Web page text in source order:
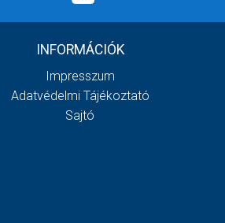
INFORMÁCIÓK
Impresszum
Adatvédelmi Tájékoztató
Sajtó